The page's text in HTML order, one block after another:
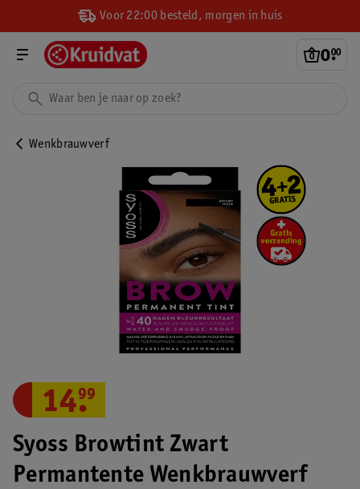
Voor 22:00 besteld, morgen in huis
0.
00
Wenkbrauwverf
Syoss Browtint Zwart
Permantente Wenkbrauwverf
14.
99